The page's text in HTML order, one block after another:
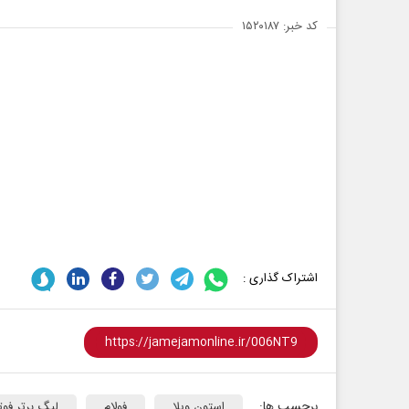
کد خبر: ۱۵۲۰۱۸۷
اشتراک گذاری :